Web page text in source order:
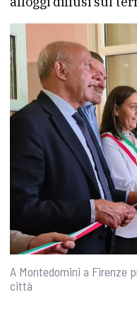
A Montedomini a Firenze
città